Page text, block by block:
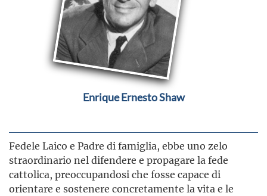
Enrique Ernesto Shaw
Fedele Laico e Padre di famiglia, ebbe uno zelo
straordinario nel difendere e propagare la fede
cattolica, preoccupandosi che fosse capace di
orientare e sostenere concretamente la vita e le